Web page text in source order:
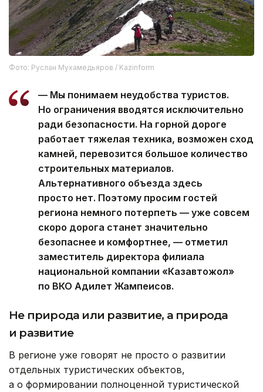
Фото: Руслан Мухамедьяров / Kazinform
— Мы понимаем неудобства туристов.
Но ограничения вводятся исключительно
ради безопасности. На горной дороге
работает тяжелая техника, возможен сход
камней, перевозится большое количество
строительных материалов.
Альтернативного объезда здесь
просто нет. Поэтому просим гостей
региона немного потерпеть — уже совсем
скоро дорога станет значительно
безопаснее и комфортнее, — отметил
заместитель директора филиала
национальной компании «Казавтожол»
по ВКО Адилет Жампеисов.
Не природа или развитие, а природа
и развитие
В регионе уже говорят не просто о развитии
отдельных туристических объектов,
а о формировании полноценной туристической